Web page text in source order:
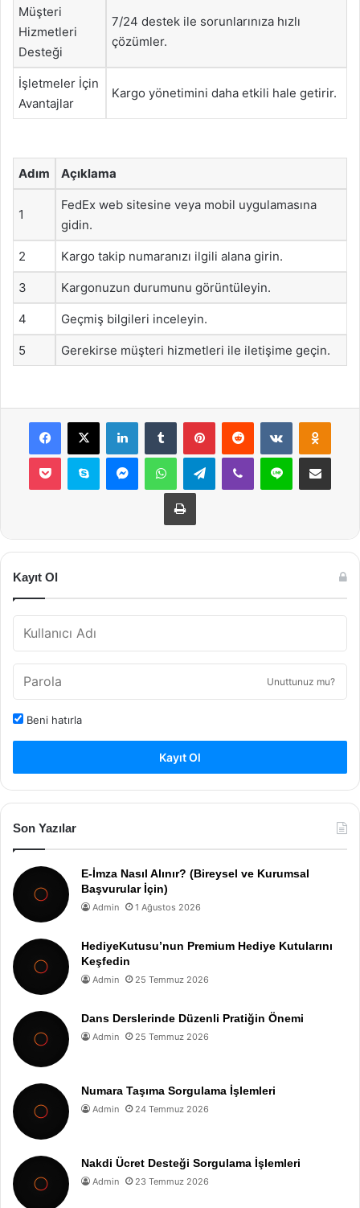
Müşteri
Hizmetleri
Desteği
7/24 destek ile sorunlarınıza hızlı
çözümler.
İşletmeler İçin
Avantajlar
Kargo yönetimini daha etkili hale getirir.
Adım Açıklama
1
FedEx web sitesine veya mobil uygulamasına
gidin.
2 Kargo takip numaranızı ilgili alana girin.
3 Kargonuzun durumunu görüntüleyin.
4 Geçmiş bilgileri inceleyin.
5 Gerekirse müşteri hizmetleri ile iletişime geçin.
Facebook
X LinkedInTumblr PinterestReddit VKontakte
Pocket Skype MessengerWhatsAppTelegramViber Line E-Posta ile
Yazdır
Kayıt Ol
Unuttunuz mu?
Beni hatırla
Kayıt Ol
Son Yazılar
E-İmza Nasıl Alınır? (Bireysel ve Kurumsal
Başvurular İçin)
Admin 1 Ağustos 2026
HediyeKutusu’nun Premium Hediye Kutularını
Keşfedin
Admin 25 Temmuz 2026
Dans Derslerinde Düzenli Pratiğin Önemi
Admin 25 Temmuz 2026
Numara Taşıma Sorgulama İşlemleri
Admin 24 Temmuz 2026
Nakdi Ücret Desteği Sorgulama İşlemleri
Admin 23 Temmuz 2026